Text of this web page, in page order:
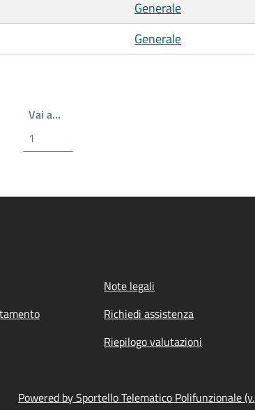
Generale
Generale
pagina
Vai a…Write the page number you want to go to
Note legali
Richiedi assistenza
Riepilogo valutazioni
Powered by Sportello Telematico Polifunzionale (v.